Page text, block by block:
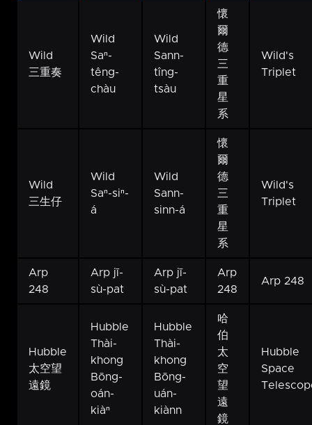
Wild
三重奏
Wild
Saⁿ-
têng-
chàu
Wild
Sann-
tîng-
tsàu
懷
爾
德
三
重
星
系
Wild's
Triplet
Wild
三生仔
Wild
Saⁿ-siⁿ-
á
Wild
Sann-
sinn-á
懷
爾
德
三
重
星
系
Wild's
Triplet
Arp
248
Arp jī-
sù-pat
Arp jī-
sù-pat
Arp
248
Arp 248
Hubble
太空望
遠鏡
Hubble
Thài-
khong
Bōng-
oán-
kiàⁿ
Hubble
Thài-
khong
Bōng-
uán-
kiànn
哈
伯
太
空
望
遠
鏡
Hubble
Space